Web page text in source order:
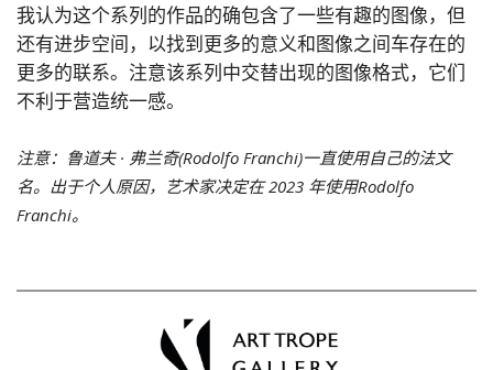
我认为这个系列的作品的确包含了一些有趣的图像，但
还有进步空间，以找到更多的意义和图像之间车存在的
更多的联系。注意该系列中交替出现的图像格式，它们
不利于营造统一感。
注意：鲁道夫 · 弗兰奇(Rodolfo Franchi)一直使用自己的法文
名。出于个人原因，艺术家决定在 2023 年使用Rodolfo
Franchi。